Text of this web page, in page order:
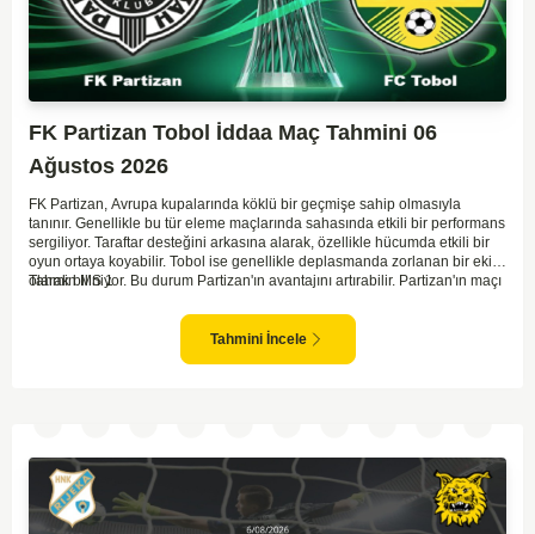
FK Partizan Tobol İddaa Maç Tahmini 06
Ağustos 2026
FK Partizan, Avrupa kupalarında köklü bir geçmişe sahip olmasıyla
tanınır. Genellikle bu tür eleme maçlarında sahasında etkili bir performans
sergiliyor. Taraftar desteğini arkasına alarak, özellikle hücumda etkili bir
oyun ortaya koyabilir. Tobol ise genellikle deplasmanda zorlanan bir ekip
olarak biliniyor. Bu durum Partizan'ın avantajını artırabilir. Partizan'ın maçı
Tahmin MS 1
Tahmini İncele